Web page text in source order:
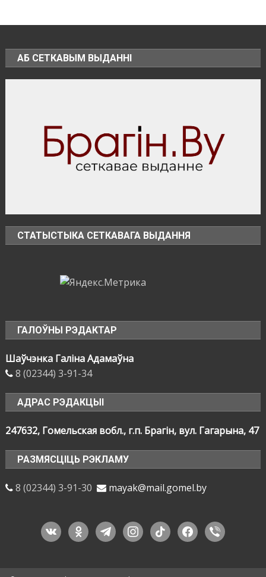
на
района
установленным
нормативам
АБ СЕТКАВЫМ ВЫДАННІ
СТАТЫСТЫКА СЕТКАВАГА ВЫДАННЯ
ГАЛОЎНЫ РЭДАКТАР
Шаўчэнка Галіна Адамаўна
8 (02344) 3-91-34
АДРАС РЭДАКЦЫІ
247632, Гомельская вобл., г.п. Брагін, вул. Гагарына, 47
РАЗМЯСЦІЦЬ РЭКЛАМУ
8 (02344) 3-91-30 mayak@mail.gomel.by
vkontakteodnoklassniki
telegraminstagram
tiktok facebook
viber